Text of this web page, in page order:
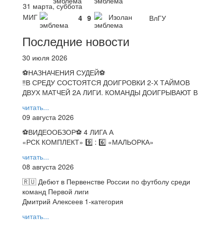
31 марта, суббота
МИГ
4 9 Изолан ВлГУ
Последние новости
30 июля 2026
⚽НАЗНАЧЕНИЯ СУДЕЙ⚽
‼В СРЕДУ СОСТОЯТСЯ ДОИГРОВКИ 2-Х ТАЙМОВ
ДВУХ МАТЧЕЙ 2А ЛИГИ. КОМАНДЫ ДОИГРЫВАЮТ В
читать...
09 августа 2026
⚽️ВИДЕООБЗОР⚽️ 4 ЛИГА А
«РСК КОМПЛЕКТ» 9️⃣ : 6️⃣ «МАЛЬОРКА»
читать...
08 августа 2026
🇷🇺 Дебют в Первенстве России по футболу среди
команд Первой лиги
Дмитрий Алексеев 1-категория
читать...